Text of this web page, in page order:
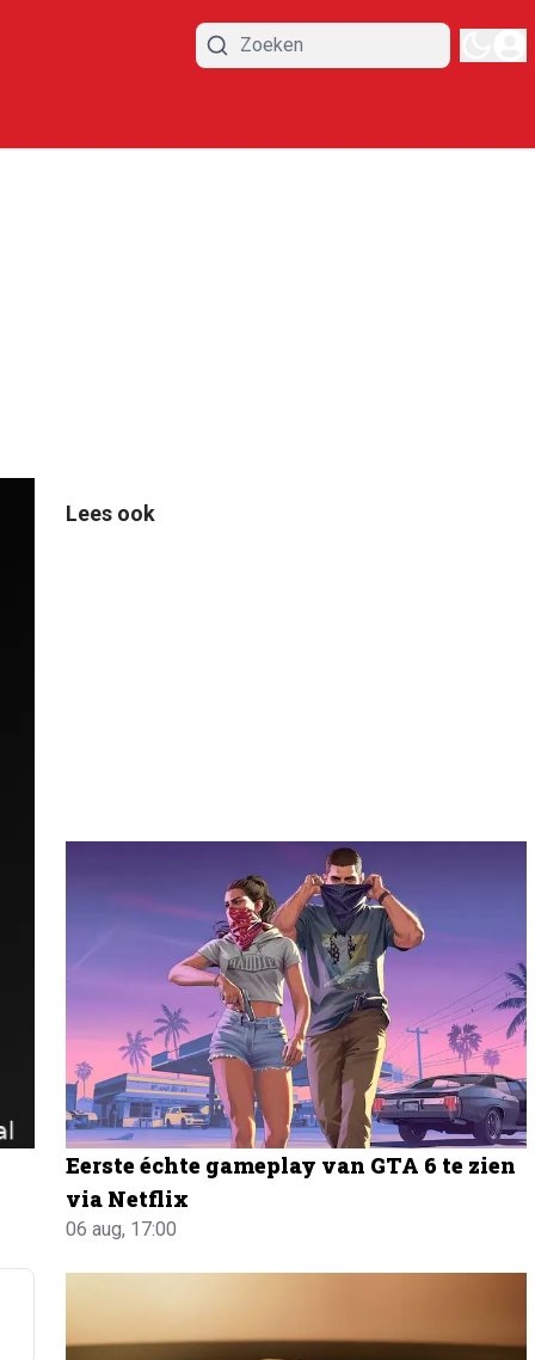
Lees ook
Eerste échte gameplay van GTA 6 te zien
via Netflix
06 aug, 17:00